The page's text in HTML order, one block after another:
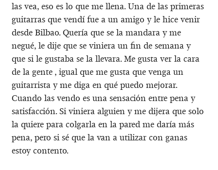
las vea, eso es lo que me llena. Una de las primeras
guitarras que vendí fue a un amigo y le hice venir
desde Bilbao. Quería que se la mandara y me
negué, le dije que se viniera un fin de semana y
que si le gustaba se la llevara. Me gusta ver la cara
de la gente , igual que me gusta que venga un
guitarrista y me diga en qué puedo mejorar.
Cuando las vendo es una sensación entre pena y
satisfacción. Si viniera alguien y me dijera que solo
la quiere para colgarla en la pared me daría más
pena, pero si sé que la van a utilizar con ganas
estoy contento.